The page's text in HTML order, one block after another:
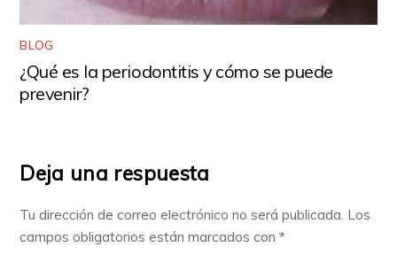
BLOG
¿Qué es la periodontitis y cómo se puede
prevenir?
Deja una respuesta
Tu dirección de correo electrónico no será publicada. Los
campos obligatorios están marcados con*